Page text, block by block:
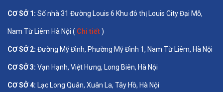
CƠ SỞ 1: Số nhà 31 Đường Louis 6 Khu đô thị Louis City Đại Mỗ,
Nam Từ Liêm Hà Nội ( Chi tiết)
CƠ SỞ 2: Đường Mỹ Đình, Phường Mỹ Đình 1, Nam Từ Liêm, Hà Nội
CƠ SỞ 3: Vạn Hạnh, Việt Hưng, Long Biên, Hà Nội
CƠ SỞ 4: Lạc Long Quân, Xuân La, Tây Hồ, Hà Nội